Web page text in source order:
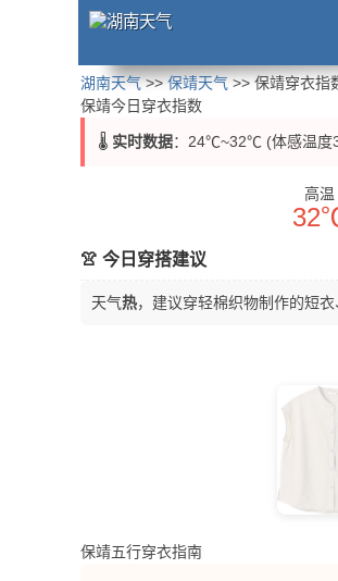
湖南天气>>保靖天气>> 保靖穿衣指
保靖今日穿衣指数
🌡️ 实时数据：24℃~32℃ (体感温度
高温
👚 今日穿搭建议
天气热，建议穿轻棉织物制作的短
保靖五行穿衣指南